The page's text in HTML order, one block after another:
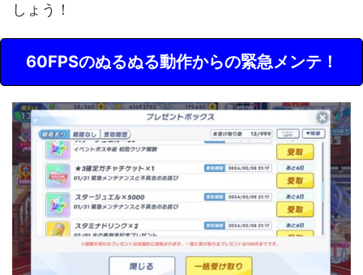
しょう！
60FPSのぬるぬる動作からの緊急メンテ！